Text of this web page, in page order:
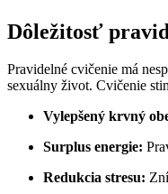
Dôležitosť
Pravidelné cvičenie má
sexuálny život. Cvičenie
Vylepšený krvný
Surplus energie:
Redukcia stresu: